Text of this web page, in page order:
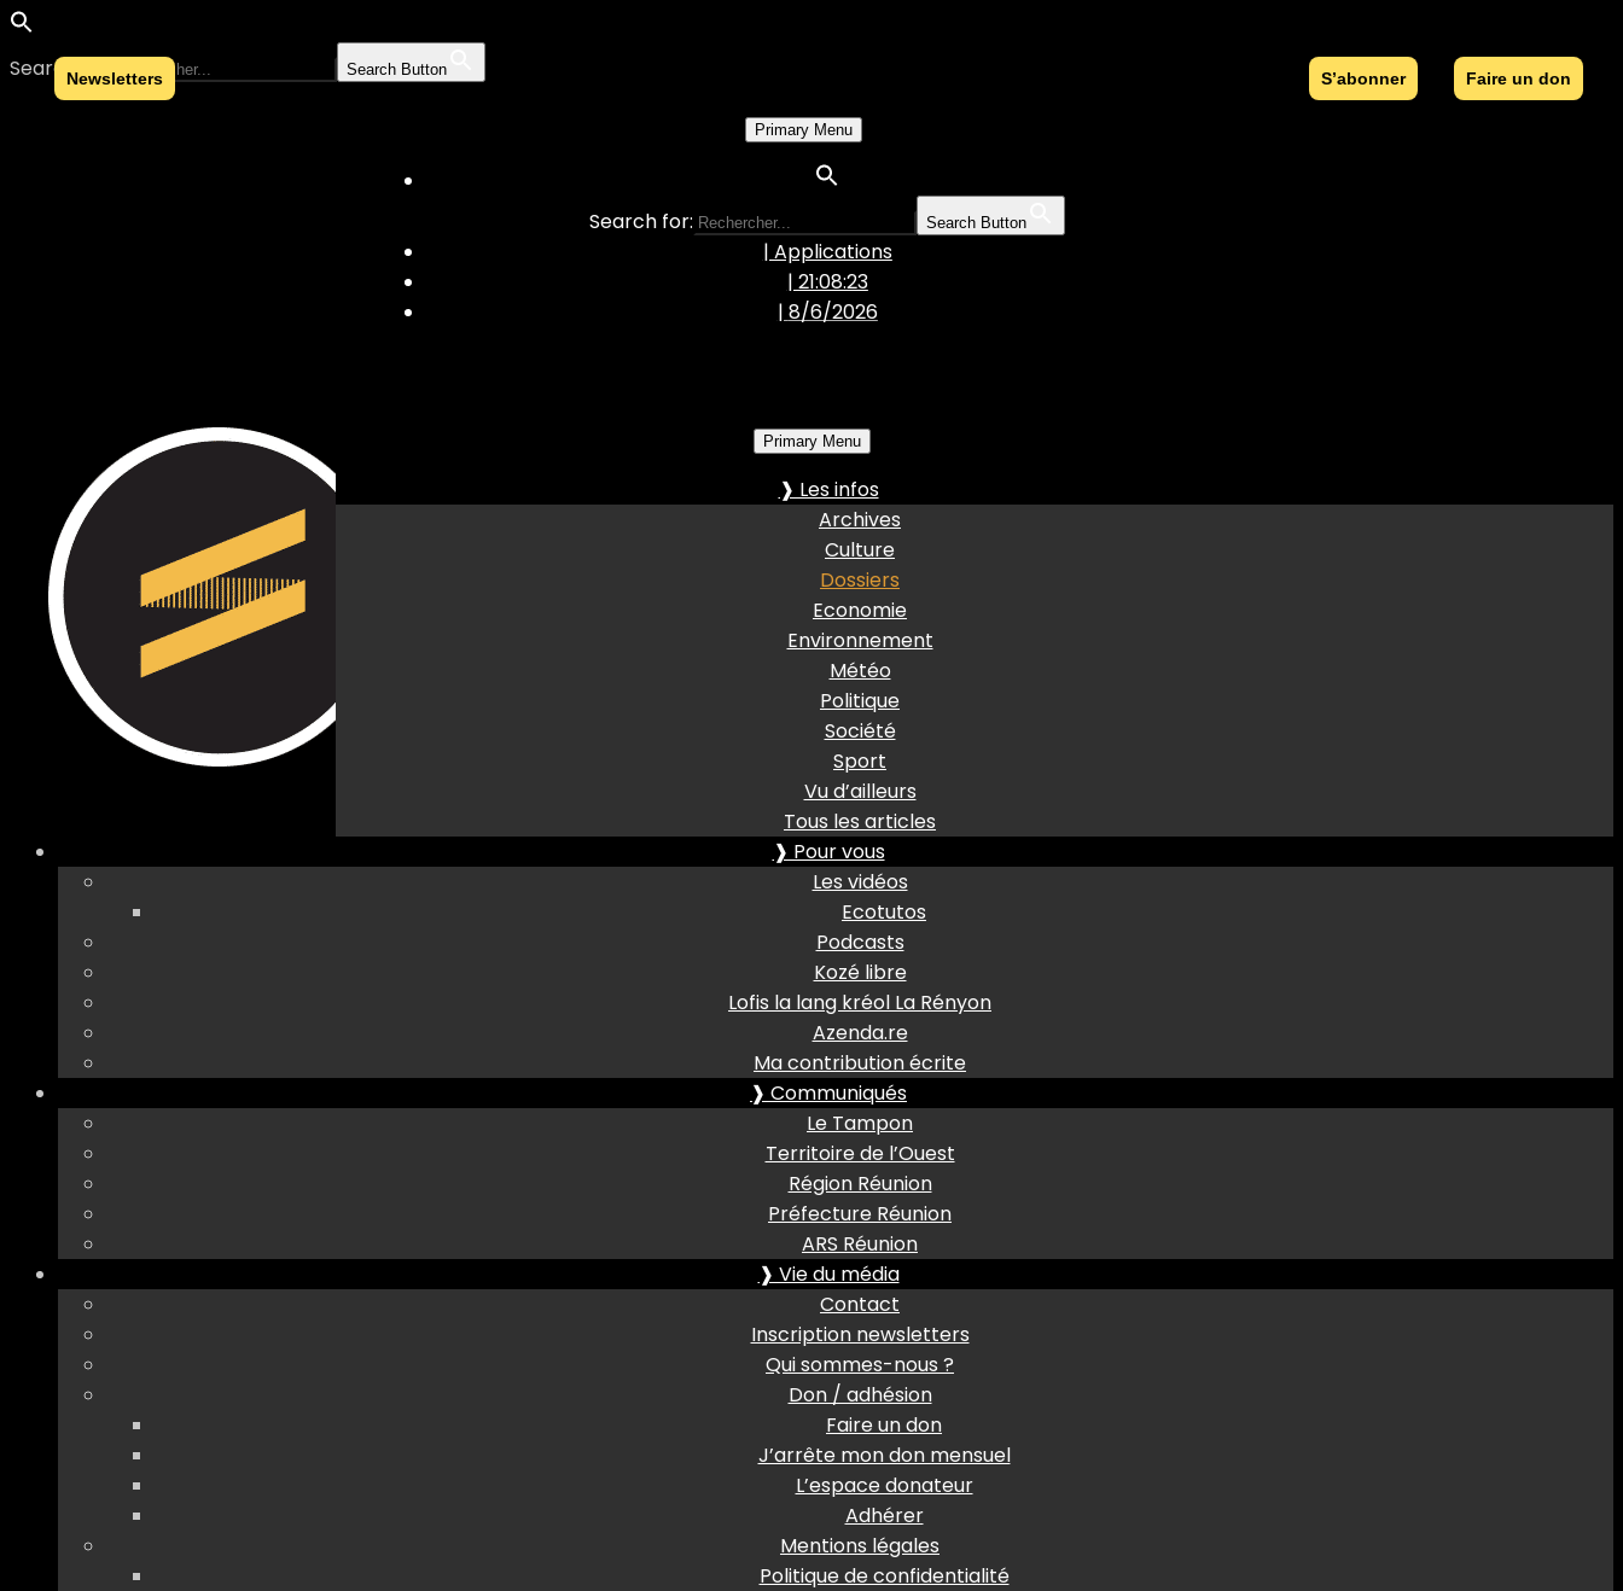
Search for: Search Button
Skip to content
Primary Menu
Search for: Search Button
| Applications
| 21:08:24
| 8/6/2026
Primary Menu
❱ Les infos
Archives
Culture
Dossiers
Economie
Environnement
Météo
Politique
Société
Sport
Vu d’ailleurs
Tous les articles
❱ Pour vous
Les vidéos
Ecotutos
Podcasts
Kozé libre
Lofis la lang kréol La Rényon
Azenda.re
Ma contribution écrite
❱ Communiqués
Le Tampon
Territoire de l’Ouest
Région Réunion
Préfecture Réunion
ARS Réunion
❱ Vie du média
Contact
Inscription newsletters
Qui sommes-nous ?
Don / adhésion
Faire un don
J’arrête mon don mensuel
L’espace donateur
Adhérer
Mentions légales
Politique de confidentialité
S’abonner Faire un don
Newsletters